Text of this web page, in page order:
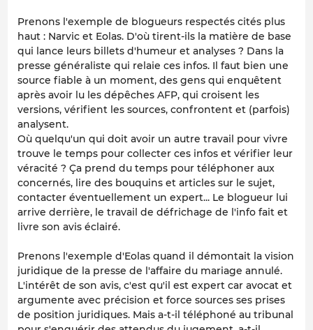
Prenons l'exemple de blogueurs respectés cités plus
haut : Narvic et Eolas. D'où tirent-ils la matière de base
qui lance leurs billets d'humeur et analyses ? Dans la
presse généraliste qui relaie ces infos. Il faut bien une
source fiable à un moment, des gens qui enquêtent
après avoir lu les dépêches AFP, qui croisent les
versions, vérifient les sources, confrontent et (parfois)
analysent.
Où quelqu'un qui doit avoir un autre travail pour vivre
trouve le temps pour collecter ces infos et vérifier leur
véracité ? Ça prend du temps pour téléphoner aux
concernés, lire des bouquins et articles sur le sujet,
contacter éventuellement un expert... Le blogueur lui
arrive derrière, le travail de défrichage de l'info fait et
livre son avis éclairé.
Prenons l'exemple d'Eolas quand il démontait la vision
juridique de la presse de l'affaire du mariage annulé.
L'intérêt de son avis, c'est qu'il est expert car avocat et
argumente avec précision et force sources ses prises
de position juridiques. Mais a-t-il téléphoné au tribunal